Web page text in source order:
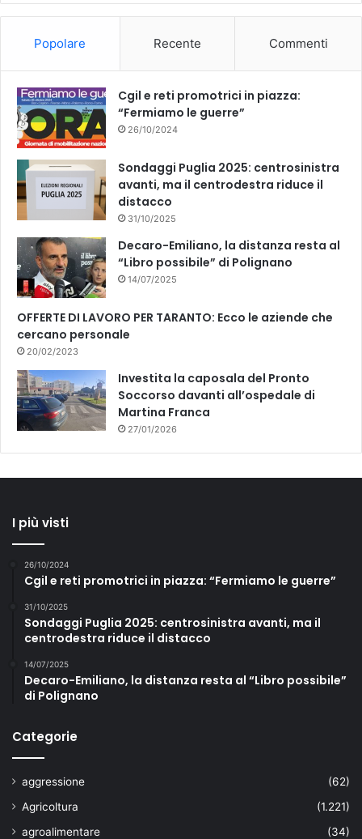
k
Popolare Recente Commenti
Cgil e reti promotrici in piazza:
“Fermiamo le guerre”
26/10/2024
Sondaggi Puglia 2025: centrosinistra
avanti, ma il centrodestra riduce il
distacco
31/10/2025
Decaro-Emiliano, la distanza resta al
“Libro possibile” di Polignano
14/07/2025
OFFERTE DI LAVORO PER TARANTO: Ecco le aziende che
cercano personale
20/02/2023
Investita la caposala del Pronto
Soccorso davanti all’ospedale di
Martina Franca
27/01/2026
I più visti
26/10/2024
Cgil e reti promotrici in piazza: “Fermiamo le guerre”
31/10/2025
Sondaggi Puglia 2025: centrosinistra avanti, ma il
centrodestra riduce il distacco
14/07/2025
Decaro-Emiliano, la distanza resta al “Libro possibile”
di Polignano
Categorie
aggressione
(62)
Agricoltura
(1.221)
agroalimentare
(34)